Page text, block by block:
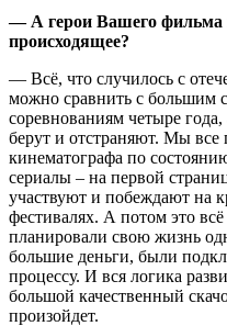
— А герои Вашего фильма
происходящее?
— Всё, что случилось с
можно сравнить с большим
соревнованиям четыре
берут и отстраняют. Мы
кинематографа по
сериалы – на первой
участвуют и побеждают на
фестивалях. А потом это
планировали свою жизнь
большие деньги, были
процессу. И вся логика
большой качественный
произойдет.